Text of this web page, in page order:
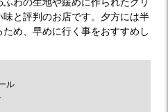
と評判のお店です。夕方には半
め、早めに行く事をおすすめし
ル